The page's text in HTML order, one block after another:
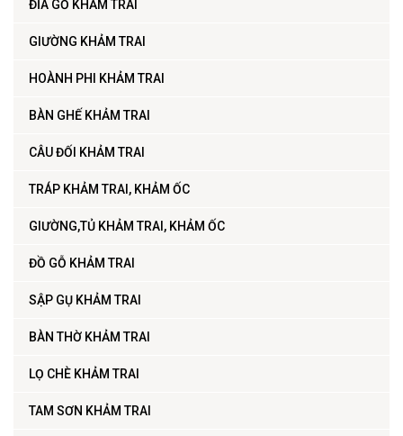
ĐĨA GỖ KHẢM TRAI
GIƯỜNG KHẢM TRAI
HOÀNH PHI KHẢM TRAI
BÀN GHẾ KHẢM TRAI
CÂU ĐỐI KHẢM TRAI
TRÁP KHẢM TRAI, KHẢM ỐC
GIƯỜNG,TỦ KHẢM TRAI, KHẢM ỐC
ĐỒ GỖ KHẢM TRAI
SẬP GỤ KHẢM TRAI
BÀN THỜ KHẢM TRAI
LỌ CHÈ KHẢM TRAI
TAM SƠN KHẢM TRAI